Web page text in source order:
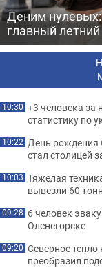
Деним
главный
10:30 +3 человека за
статистику по
10:22 День рождения
стал столицей
10:03 Тяжелая
вывезли 60
09:28 6 человек
Оленегорске
09:20 Северное тепло
преобразил